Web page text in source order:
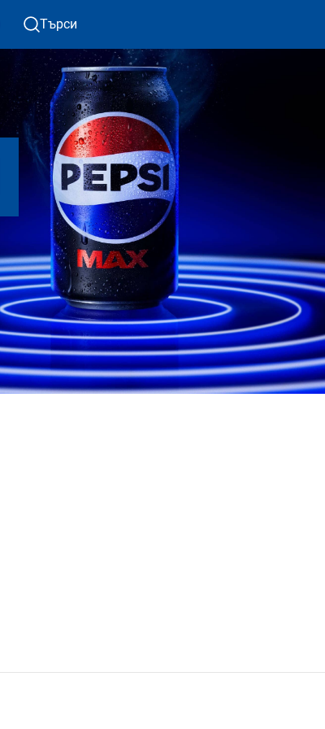
Търси